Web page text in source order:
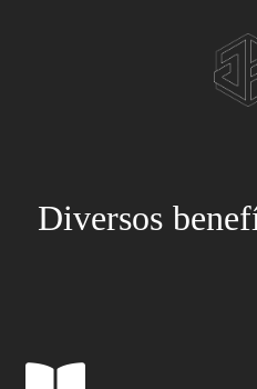
Diversos